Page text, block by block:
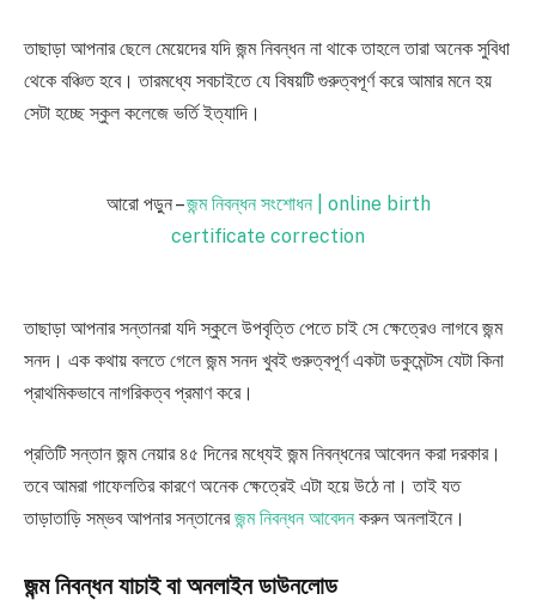
তাছাড়া আপনার ছেলে মেয়েদের যদি জন্ম নিবন্ধন না থাকে তাহলে তারা অনেক সুবিধা
থেকে বঞ্চিত হবে। তারমধ্যে সবচাইতে যে বিষয়টি গুরুত্বপূর্ণ করে আমার মনে হয়
সেটা হচ্ছে স্কুল কলেজে ভর্তি ইত্যাদি।
আরো পড়ুন –জন্ম নিবন্ধন সংশোধন | online birth
certificate correction
তাছাড়া আপনার সন্তানরা যদি স্কুলে উপবৃত্তি পেতে চাই সে ক্ষেত্রেও লাগবে জন্ম
সনদ। এক কথায় বলতে গেলে জন্ম সনদ খুবই গুরুত্বপূর্ণ একটা ডকুমেন্টস যেটা কিনা
প্রাথমিকভাবে নাগরিকত্ব প্রমাণ করে।
প্রতিটি সন্তান জন্ম নেয়ার ৪৫ দিনের মধ্যেই জন্ম নিবন্ধনের আবেদন করা দরকার।
তবে আমরা গাফেলতির কারণে অনেক ক্ষেত্রেই এটা হয়ে উঠে না। তাই যত
তাড়াতাড়ি সম্ভব আপনার সন্তানেরজন্ম নিবন্ধন আবেদন করুন অনলাইনে।
জন্ম নিবন্ধন যাচাই বা অনলাইন ডাউনলোড